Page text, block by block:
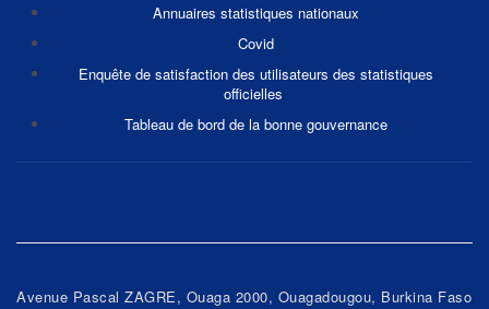
Annuaires statistiques nationaux
Covid
Enquête de satisfaction des utilisateurs des statistiques
officielles
Tableau de bord de la bonne gouvernance
Avenue Pascal ZAGRE, Ouaga 2000, Ouagadougou, Burkina Faso